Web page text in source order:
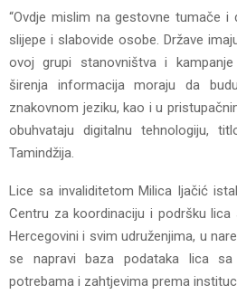
“Ovdje mislim na gestovne tumače
slijepe i slabovide osobe. Države
ovoj grupi stanovništva i
širenja informacija moraju da
znakovnom jeziku, kao i u
obuhvataju digitalnu tehnologiju,
Tamindžija.
Lice sa invaliditetom Milica Ijačić
Centru za koordinaciju i podršku
Hercegovini i svim udruženjima, u
se napravi baza podataka lica sa
potrebama i zahtjevima prema